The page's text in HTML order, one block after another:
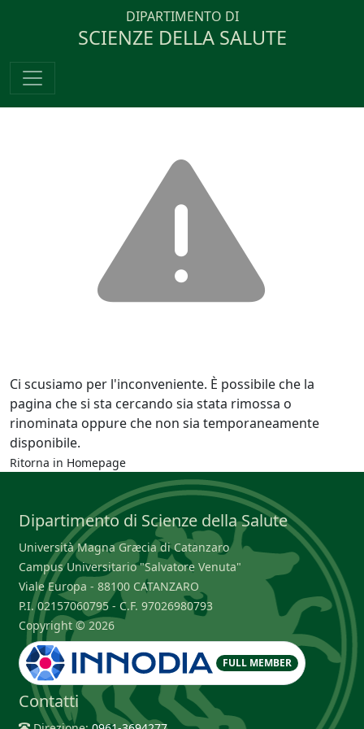
DIPARTIMENTO DI
SCIENZE DELLA SALUTE
Ci scusiamo per l'inconveniente. È possibile che la
pagina che si sta cercando sia stata rimossa o
rinominata oppure che non sia temporaneamente
disponibile.
Ritorna in Homepage
Dipartimento di Scienze della Salute
Università Magna Græcia di Catanzaro
Campus Universitario "Salvatore Venuta"
Viale Europa - 88100 CATANZARO
P.I. 02157060795 - C.F. 97026980793
Copyright © 2026
FULL MEMBER
Contatti